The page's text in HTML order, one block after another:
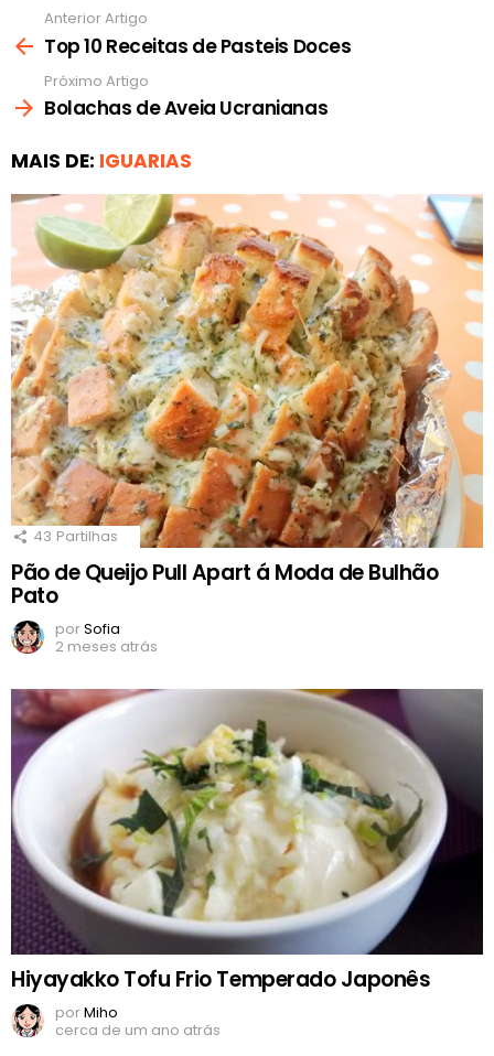
mais
Anterior Artigo
Top 10 Receitas de Pasteis Doces
Próximo Artigo
Bolachas de Aveia Ucranianas
MAIS DE: IGUARIAS
43 Partilhas
Pão de Queijo Pull Apart á Moda de Bulhão
Pato
porSofia
2 meses atrás
Hiyayakko Tofu Frio Temperado Japonês
porMiho
cerca de um ano atrás